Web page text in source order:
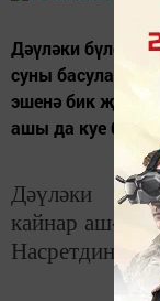
Дәүләки
суны басуларга
эшенә бик җитди
ашы да куе
Дәүләки
кайнар аш-
Насретдинова